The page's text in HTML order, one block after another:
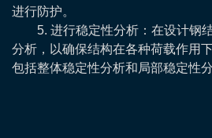
进行防护。
5. 进行稳定性分析：在设计钢
分析，以确保结构在各种荷载作用
包括整体稳定性分析和局部稳定性分